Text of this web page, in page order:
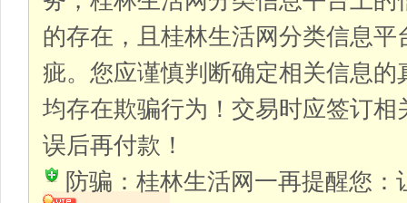
的存在，且桂林生活网分类信息
疵。您应谨慎判断确定相关信息
均存在欺骗行为！交易时应签订
误后再付款！
防骗：桂林生活网一再提醒您